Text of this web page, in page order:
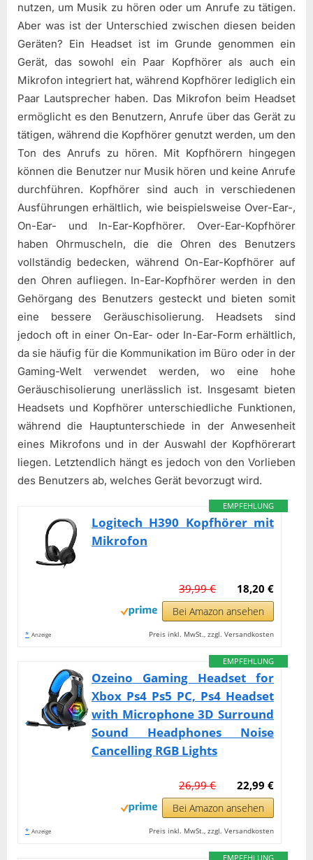
nutzen, um Musik zu hören oder um Anrufe zu tätigen.
Aber was ist der Unterschied zwischen diesen beiden
Geräten? Ein Headset ist im Grunde genommen ein
Gerät, das sowohl ein Paar Kopfhörer als auch ein
Mikrofon integriert hat, während Kopfhörer lediglich ein
Paar Lautsprecher haben. Das Mikrofon beim Headset
ermöglicht es den Benutzern, Anrufe über das Gerät zu
tätigen, während die Kopfhörer genutzt werden, um den
Ton des Anrufs zu hören. Mit Kopfhörern hingegen
können die Benutzer nur Musik hören und keine Anrufe
durchführen. Kopfhörer sind auch in verschiedenen
Ausführungen erhältlich, wie beispielsweise Over-Ear-,
On-Ear- und In-Ear-Kopfhörer. Over-Ear-Kopfhörer
haben Ohrmuscheln, die die Ohren des Benutzers
vollständig bedecken, während On-Ear-Kopfhörer auf
den Ohren aufliegen. In-Ear-Kopfhörer werden in den
Gehörgang des Benutzers gesteckt und bieten somit
eine bessere Geräuschisolierung. Headsets sind
jedoch oft in einer On-Ear- oder In-Ear-Form erhältlich,
da sie häufig für die Kommunikation im Büro oder in der
Gaming-Welt verwendet werden, wo eine hohe
Geräuschisolierung unerlässlich ist. Insgesamt bieten
Headsets und Kopfhörer unterschiedliche Funktionen,
während die Hauptunterschiede in der Anwesenheit
eines Mikrofons und in der Auswahl der Kopfhörerart
liegen. Letztendlich hängt es jedoch von den Vorlieben
des Benutzers ab, welches Gerät bevorzugt wird.
EMPFEHLUNG
Logitech H390 Kopfhörer mit
Mikrofon
18,20 €
39,99 €
Bei Amazon ansehen
* Anzeige Preis inkl. MwSt., zzgl. Versandkosten
EMPFEHLUNG
Ozeino Gaming Headset for
Xbox Ps4 Ps5 PC, Ps4 Headset
with Microphone 3D Surround
Sound Headphones Noise
Cancelling RGB Lights
22,99 €
26,99 €
Bei Amazon ansehen
* Anzeige Preis inkl. MwSt., zzgl. Versandkosten
EMPFEHLUNG